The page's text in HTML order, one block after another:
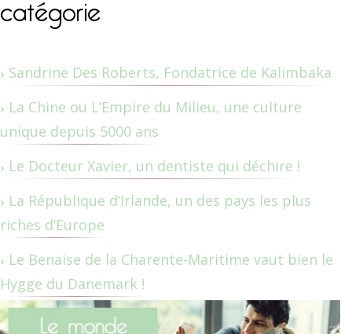
Sandrine Des Roberts, Fondatrice de Kalimbaka
La Chine ou L’Empire du Milieu, une culture
unique depuis 5000 ans
Le Docteur Xavier, un dentiste qui déchire !
La République d’Irlande, un des pays les plus
riches d’Europe
Le Benaise de la Charente-Maritime vaut bien le
Hygge du Danemark !